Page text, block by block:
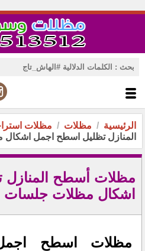
الرئيسية مظلات مظلات
المنازل تظليل اسطح اجمل
مظلات أسطح
اشكال مظلات جلسات
مظلات اسطح